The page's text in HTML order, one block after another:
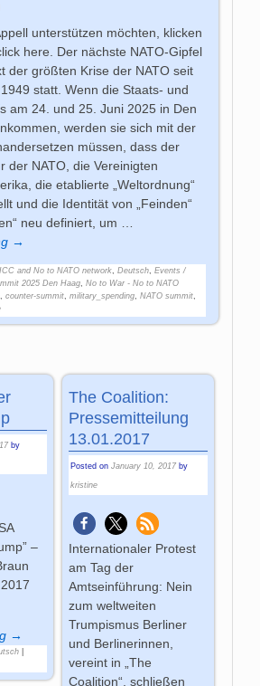
unterstützen möchten, klicken
here. Der nächste NATO-Gipfel
der größten Krise der NATO seit
statt. Wenn die Staats- und
am 24. und 25. Juni 2025 in Den
werden sie sich mit der
müssen, dass der
der NATO, die Vereinigten
die etablierte „Weltordnung“
und die Identität von „Feinden“
neu definiert, um
→
and No to NATO network,Deutsch,Events /
2025 Den Haag,No to War - No to NATO
,counter-summit,military_spending,NATO summit,
by
–
→
The Coalition:
Pressemitteilung
13.01.2017
Posted on January 10, 2017 by
kristine
Internationaler Protest
am Tag der
Amtseinführung: Nein
zum weltweiten
Trumpismus Berliner
und Berlinerinnen,
vereint in „The
Coalition“, schließen